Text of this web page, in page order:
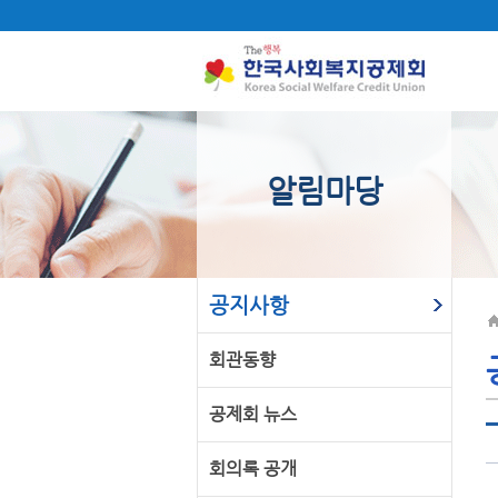
알림마당
공지사항
회관동향
공제회 뉴스
회의록 공개